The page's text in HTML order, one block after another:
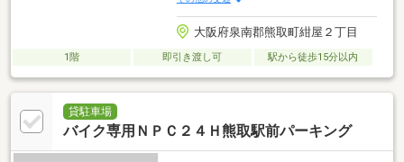
大阪府泉南郡熊取町紺屋２丁目
1階 即引き渡し可 駅から徒歩15分以内
貸駐車場
バイク専用ＮＰＣ２４Ｈ熊取駅前パーキング